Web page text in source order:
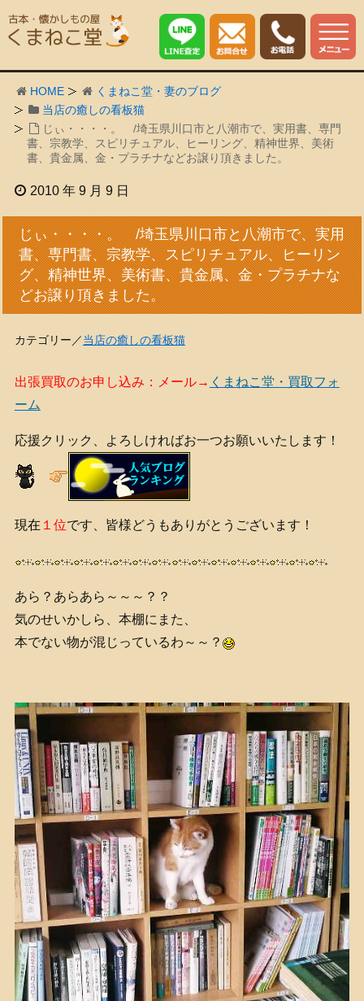
HOME
くまねこ堂・妻のブログ
当店の癒しの看板猫
じぃ・・・・。 /埼玉県川口市と八潮市で、実用書、専門
書、宗教学、スピリチュアル、ヒーリング、精神世界、美術
書、貴金属、金・プラチナなどお譲り頂きました。
2010 年 9 月 9 日
じぃ・・・・。 /埼玉県川口市と八潮市で、実用
書、専門書、宗教学、スピリチュアル、ヒーリン
グ、精神世界、美術書、貴金属、金・プラチナな
どお譲り頂きました。
カテゴリー／当店の癒しの看板猫
出張買取のお申し込み：メール→ くまねこ堂・買取フォ
ーム
応援クリック、よろしければお一つお願いいたします！
現在 １位です、皆様どうもありがとうございます！
あら？あらあら～～～？？
気のせいかしら、本棚にまた、
本でない物が混じっているわ～～？